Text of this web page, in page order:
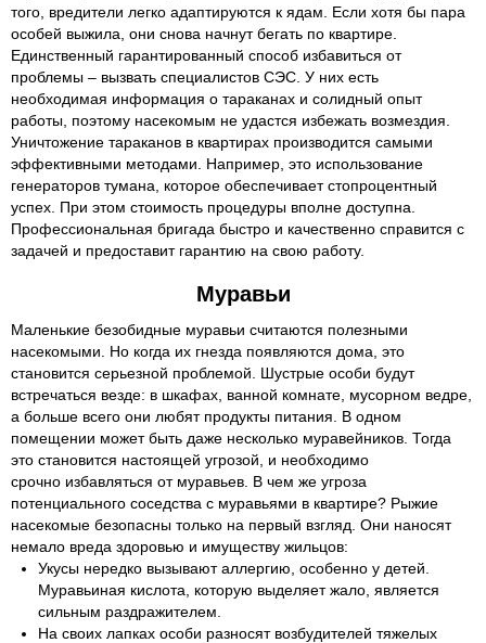
того, вредители легко адаптируются к ядам. Если хотя бы пара
особей выжила, они снова начнут бегать по квартире.
Единственный гарантированный способ избавиться от
проблемы – вызвать специалистов СЭС. У них есть
необходимая информация о тараканах и солидный опыт
работы, поэтому насекомым не удастся избежать возмездия.
Уничтожение тараканов в квартирах производится самыми
эффективными методами. Например, это использование
генераторов тумана, которое обеспечивает стопроцентный
успех. При этом стоимость процедуры вполне доступна.
Профессиональная бригада быстро и качественно справится с
задачей и предоставит гарантию на свою работу.
Муравьи
Маленькие безобидные муравьи считаются полезными
насекомыми. Но когда их гнезда появляются дома, это
становится серьезной проблемой. Шустрые особи будут
встречаться везде: в шкафах, ванной комнате, мусорном ведре,
а больше всего они любят продукты питания. В одном
помещении может быть даже несколько муравейников. Тогда
это становится настоящей угрозой, и необходимо
срочно избавляться от муравьев. В чем же угроза
потенциального соседства с муравьями в квартире? Рыжие
насекомые безопасны только на первый взгляд. Они наносят
немало вреда здоровью и имуществу жильцов:
Укусы нередко вызывают аллергию, особенно у детей.
Муравьиная кислота, которую выделяет жало, является
сильным раздражителем.
На своих лапках особи разносят возбудителей тяжелых